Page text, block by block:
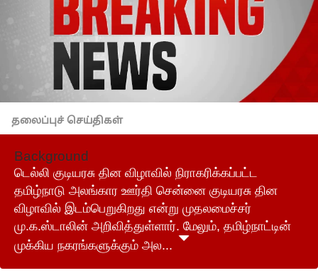
தலைப்புச் செய்திகள்
Background
டெல்லி குடியரசு தின விழாவில் நிராகரிக்கப்பட்ட
தமிழ்நாடு அலங்கார ஊர்தி சென்னை குடியரசு தின
விழாவில் இடம்பெறுகிறது என்று முதலமைச்சர்
மு.க.ஸ்டாலின் அறிவித்துள்ளார். மேலும், தமிழ்நாட்டின்
முக்கிய நகரங்களுக்கும் அல...